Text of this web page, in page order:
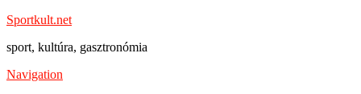
Sportkult.net
sport, kultúra, gasztronómia
Navigation